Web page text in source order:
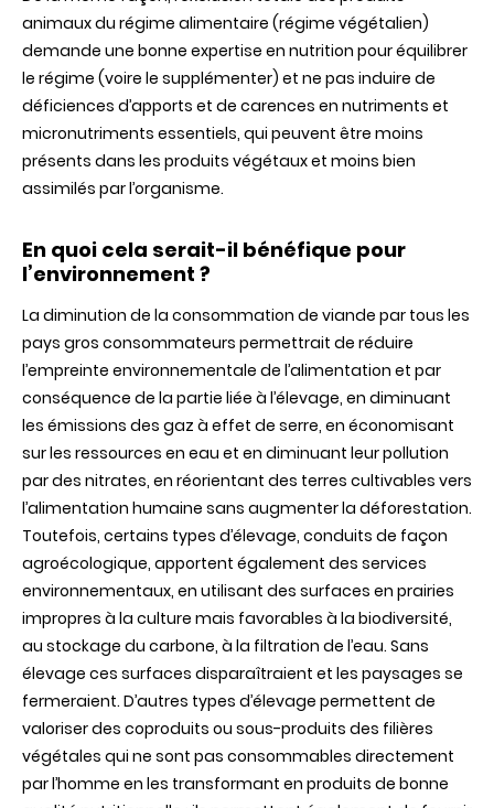
animaux du régime alimentaire (régime végétalien)
demande une bonne expertise en nutrition pour équilibrer
le régime (voire le supplémenter) et ne pas induire de
déficiences d’apports et de carences en nutriments et
micronutriments essentiels, qui peuvent être moins
présents dans les produits végétaux et moins bien
assimilés par l’organisme.
En quoi cela serait-il bénéfique pour
l’environnement ?
La diminution de la consommation de viande par tous les
pays gros consommateurs permettrait de réduire
l’empreinte environnementale de l’alimentation et par
conséquence de la partie liée à l’élevage, en diminuant
les émissions des gaz à effet de serre, en économisant
sur les ressources en eau et en diminuant leur pollution
par des nitrates, en réorientant des terres cultivables vers
l’alimentation humaine sans augmenter la déforestation.
Toutefois, certains types d’élevage, conduits de façon
agroécologique, apportent également des services
environnementaux, en utilisant des surfaces en prairies
impropres à la culture mais favorables à la biodiversité,
au stockage du carbone, à la filtration de l’eau. Sans
élevage ces surfaces disparaîtraient et les paysages se
fermeraient. D’autres types d’élevage permettent de
valoriser des coproduits ou sous-produits des filières
végétales qui ne sont pas consommables directement
par l’homme en les transformant en produits de bonne